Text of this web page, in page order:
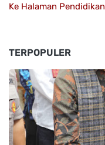
Ke Halaman Pendidikan
TERPOPULER